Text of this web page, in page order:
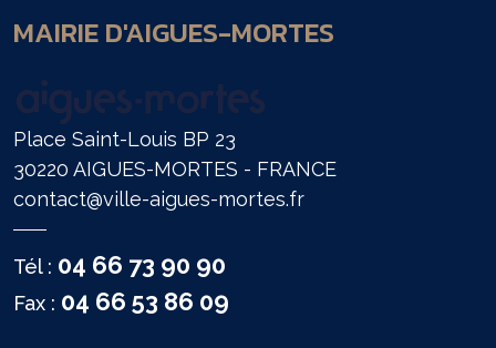
MAIRIE D'AIGUES-MORTES
Place Saint-Louis BP 23
30220 AIGUES-MORTES - FRANCE
contact@ville-aigues-mortes.fr
Tél : 04 66 73 90 90
Fax : 04 66 53 86 09